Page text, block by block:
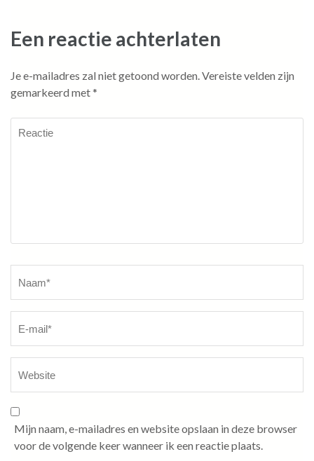
Een reactie achterlaten
Je e-mailadres zal niet getoond worden.Vereiste velden zijn
gemarkeerd met*
Mijn naam, e-mailadres en website opslaan in deze browser
voor de volgende keer wanneer ik een reactie plaats.